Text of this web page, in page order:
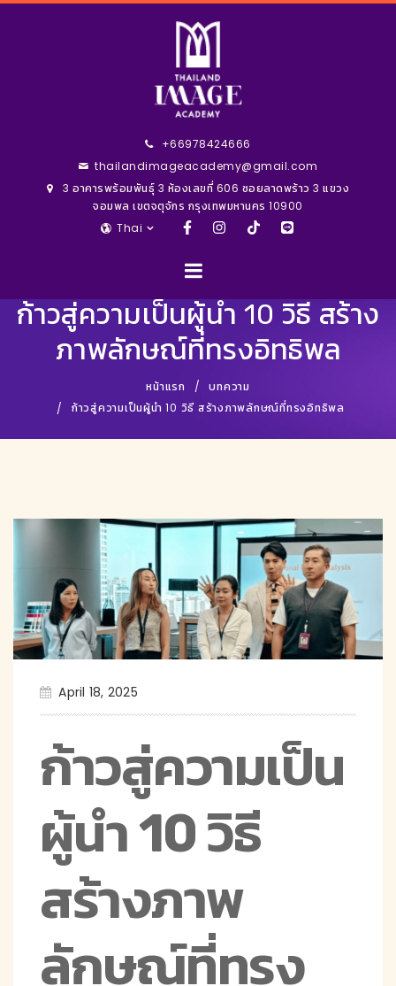
+66978424666
thailandimageacademy@gmail.com
3 อาคารพร้อมพันธุ์ 3 ห้องเลขที่ 606 ซอยลาดพร้าว 3 แขวง
จอมพล เขตจตุจักร กรุงเทพมหานคร 10900
Thai
ก้าวสู่ความเป็นผู้นำ 10 วิธี สร้าง
ภาพลักษณ์ที่ทรงอิทธิพล
หน้าแรก
บทความ
ก้าวสู่ความเป็นผู้นำ 10 วิธี สร้างภาพลักษณ์ที่ทรงอิทธิพล
April 18, 2025
ก้าวสู่ความเป็น
ผู้นำ 10 วิธี
สร้างภาพ
ลักษณ์ที่ทรง